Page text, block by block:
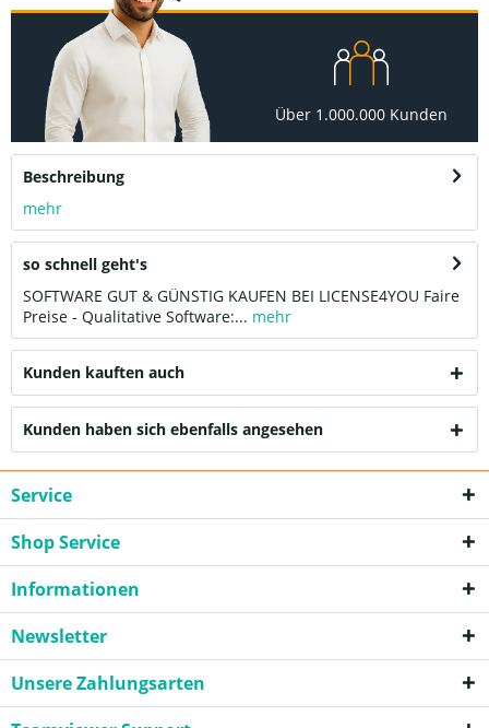
Über 1.000.000 Kunden
Beschreibung
mehr
so schnell geht's
SOFTWARE GUT & GÜNSTIG KAUFEN BEI LICENSE4YOU Faire
Preise - Qualitative Software:... mehr
Kunden kauften auch
Kunden haben sich ebenfalls angesehen
Service
Shop Service
Informationen
Newsletter
Unsere Zahlungsarten